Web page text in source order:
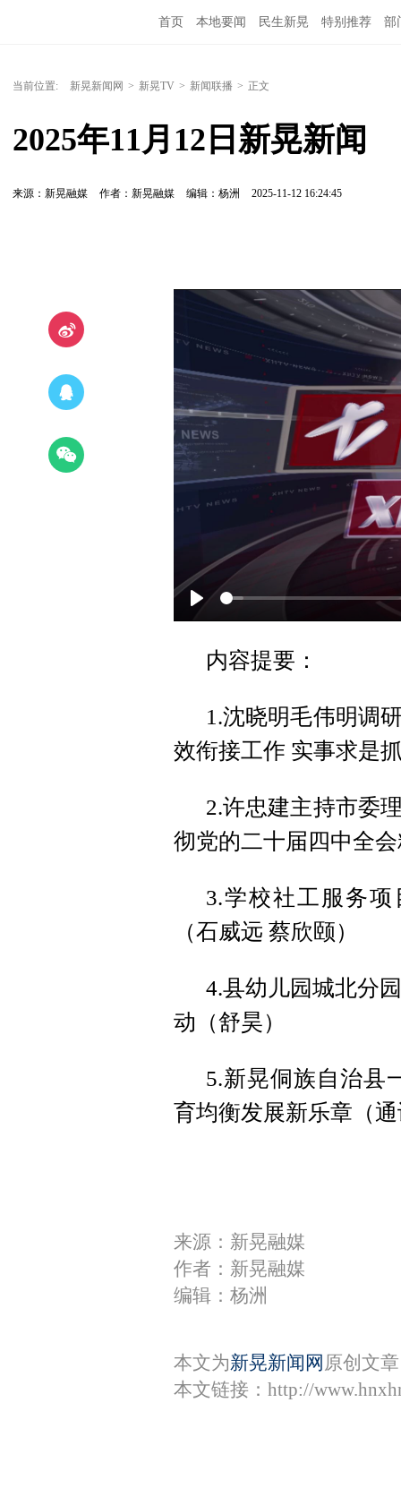
首页 本地要闻 民生新晃 特别推荐 部
当前位置: 新晃新闻网 > 新晃TV > 新闻联播 > 正文
2025年11月12日新晃新闻
来源：新晃融媒 作者：新晃融媒 编辑：杨洲 2025-11-12 16:24:45
Play
内容提要：
1.沈晓明毛伟明调
效衔接工作 实事求是
2.许忠建主持市委
彻党的二十届四中全
3.学校社工服务
（石威远 蔡欣颐）
4.县幼儿园城北分
动（舒昊）
5.新晃侗族自治县
育均衡发展新乐章（
来源：新晃融媒
作者：新晃融媒
编辑：杨洲
本文为新晃新闻网 原创文
本文链接： http://